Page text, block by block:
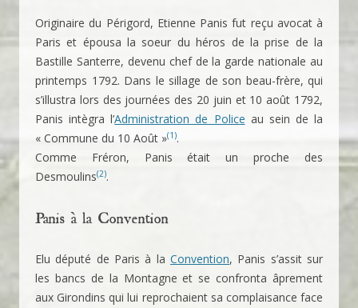
Originaire du Périgord, Etienne Panis fut reçu avocat à
Paris et épousa la soeur du héros de la prise de la
Bastille Santerre, devenu chef de la garde nationale au
printemps 1792. Dans le sillage de son beau-frère, qui
s’illustra lors des journées des 20 juin et 10 août 1792,
Panis intègra l’Administration de Police au sein de la
« Commune du 10 Août »(1).
Comme Fréron, Panis était un proche des
Desmoulins(2).
Panis à la Convention
Elu député de Paris à la Convention, Panis s’assit sur
les bancs de la Montagne et se confronta âprement
aux Girondins qui lui reprochaient sa complaisance face